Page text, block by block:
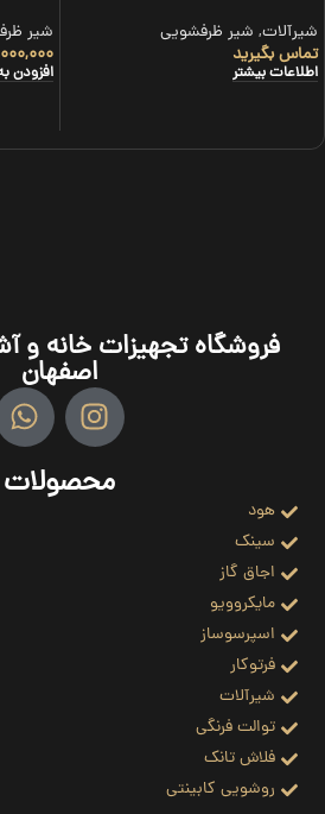
شیرآلات, شیر ظرفشویی
تماس بگیرید
اطلاعات بیشتر
شیر
افزودن
فروشگاه تجهیزات خانه و
اصفهان
محصولات
هود
سینک
اجاق گاز
مایکروویو
اسپرسوساز
فرتوکار
شیرآلات
توالت فرنگی
فلاش تانک
روشویی کابینتی